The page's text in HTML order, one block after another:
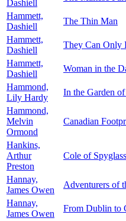
Dashiell
Hammett,
Dashiell
The Thin Man
Hammett,
Dashiell
They Can Only
Hammett,
Dashiell
Woman in the
Hammond,
Lily Hardy
In the Garden
Hammond,
Melvin
Ormond
Canadian
Hankins,
Arthur
Preston
Cole of
Hannay,
James Owen
Adventurers of
Hannay,
James Owen
From Dublin to